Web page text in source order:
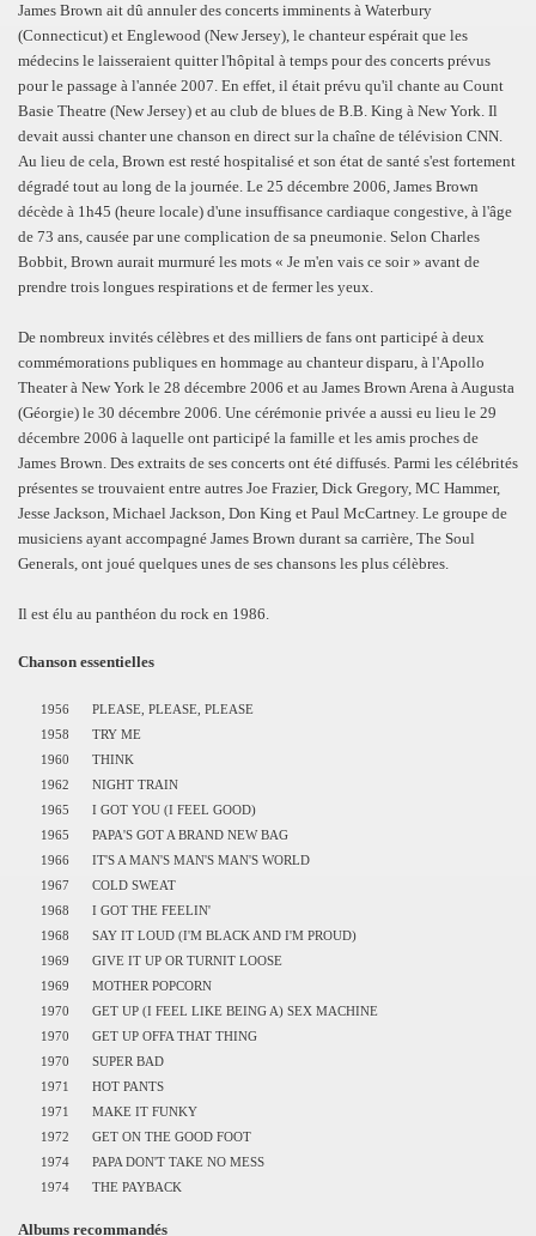
James Brown ait dû annuler des concerts imminents à Waterbury
(Connecticut) et Englewood (New Jersey), le chanteur espérait que les
médecins le laisseraient quitter l'hôpital à temps pour des concerts prévus
pour le passage à l'année 2007. En effet, il était prévu qu'il chante au Count
Basie Theatre (New Jersey) et au club de blues de B.B. King à New York. Il
devait aussi chanter une chanson en direct sur la chaîne de télévision CNN.
Au lieu de cela, Brown est resté hospitalisé et son état de santé s'est fortement
dégradé tout au long de la journée. Le 25 décembre 2006, James Brown
décède à 1h45 (heure locale) d'une insuffisance cardiaque congestive, à l'âge
de 73 ans, causée par une complication de sa pneumonie. Selon Charles
Bobbit, Brown aurait murmuré les mots « Je m'en vais ce soir » avant de
prendre trois longues respirations et de fermer les yeux.
De nombreux invités célèbres et des milliers de fans ont participé à deux
commémorations publiques en hommage au chanteur disparu, à l'Apollo
Theater à New York le 28 décembre 2006 et au James Brown Arena à Augusta
(Géorgie) le 30 décembre 2006. Une cérémonie privée a aussi eu lieu le 29
décembre 2006 à laquelle ont participé la famille et les amis proches de
James Brown. Des extraits de ses concerts ont été diffusés. Parmi les célébrités
présentes se trouvaient entre autres Joe Frazier, Dick Gregory, MC Hammer,
Jesse Jackson, Michael Jackson, Don King et Paul McCartney. Le groupe de
musiciens ayant accompagné James Brown durant sa carrière, The Soul
Generals, ont joué quelques unes de ses chansons les plus célèbres.
Il est élu au panthéon du rock en 1986.
Chanson essentielles
1956
PLEASE, PLEASE, PLEASE
1958
TRY ME
1960
THINK
1962
NIGHT TRAIN
1965
I GOT YOU (I FEEL GOOD)
1965
PAPA'S GOT A BRAND NEW BAG
1966
IT'S A MAN'S MAN'S MAN'S WORLD
1967
COLD SWEAT
1968
I GOT THE FEELIN'
1968
SAY IT LOUD (I'M BLACK AND I'M PROUD)
1969
GIVE IT UP OR TURNIT LOOSE
1969
MOTHER POPCORN
1970
GET UP (I FEEL LIKE BEING A) SEX MACHINE
1970
GET UP OFFA THAT THING
1970
SUPER BAD
1971
HOT PANTS
1971
MAKE IT FUNKY
1972
GET ON THE GOOD FOOT
1974
PAPA DON'T TAKE NO MESS
1974
THE PAYBACK
Albums recommandés